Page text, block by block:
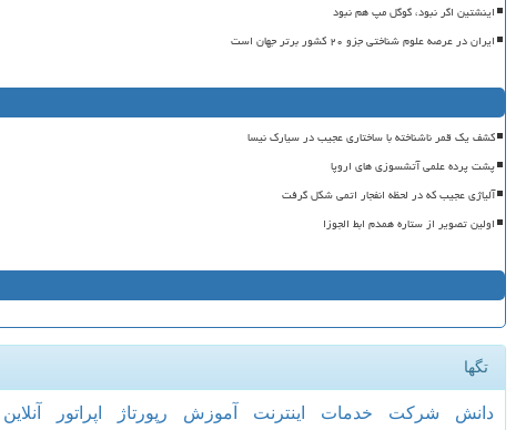
اینشتین اگر نبود، گوگل مپ هم نبود
ایران در عرصه علوم شناختی جزو ۲۰ کشور برتر جهان است
کشف یک قمر ناشناخته با ساختاری عجیب در سیارک نیسا
پشت پرده علمی آتشسوزی های اروپا
آلیاژی عجیب که در لحظه انفجار اتمی شکل گرفت
اولین تصویر از ستاره همدم ابط الجوزا
تگها
دانش شركت خدمات اینترنت آموزش رپورتاژ اپراتور آنلاین